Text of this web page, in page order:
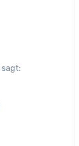
sagt: